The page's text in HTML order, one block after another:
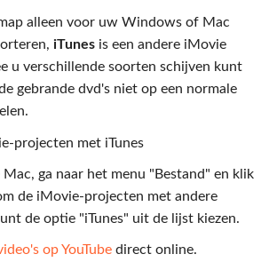
alleen voor uw Windows of Mac
iTunes is een andere iMovie
u verschillende soorten schijven kunt
gebrande dvd's niet op een normale
projecten met iTunes
ga naar het menu "Bestand" en klik
de iMovie-projecten met andere
de optie "iTunes" uit de lijst kiezen.
op YouTube direct online.